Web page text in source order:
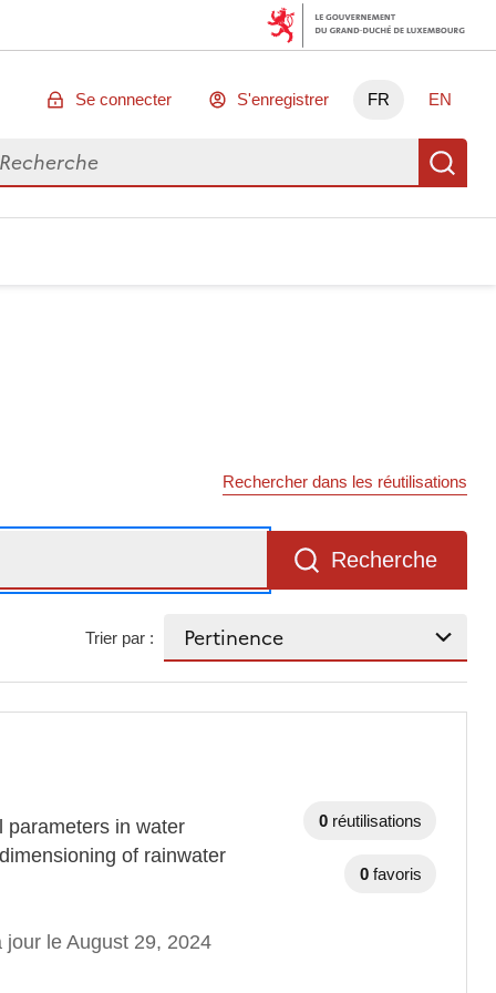
Se connecter S'enregistrer FR EN
des données
Rechercher dans les réutilisations
Recherche
Trier par :
parameters in water
of rainwater
jour le August 29, 2024
0 réutilisations
0 favoris